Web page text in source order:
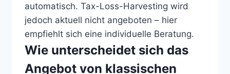
automatisch. Tax-Loss-Harvesting wird
jedoch aktuell nicht angeboten – hier
empfiehlt sich eine individuelle Beratung.
Wie unterscheidet sich das
Angebot von klassischen